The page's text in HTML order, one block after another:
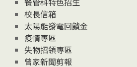
校長信箱
太陽能發電回饋金
疫情專區
失物招領專區
曾家新聞剪報